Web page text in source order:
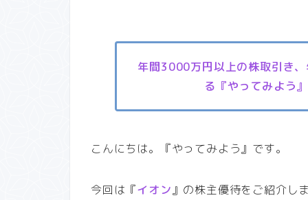
年間3000万円以上の株取引き
る『やってみよう
こんにちは。『やってみよう』です。
今回は『イオン』の株主優待をご紹介し